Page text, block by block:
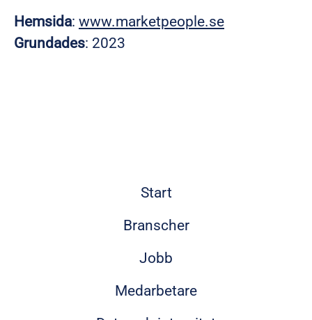
Hemsida: www.marketpeople.se
Grundades: 2023
Start
Branscher
Jobb
Medarbetare